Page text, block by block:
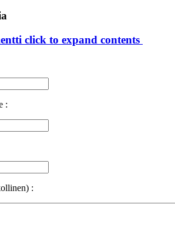
click to expand contents
:
: